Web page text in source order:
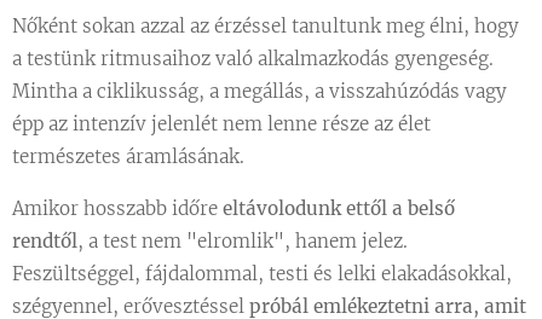
Nőként sokan azzal az érzéssel tanultunk meg élni, hogy
a testünk ritmusaihoz való alkalmazkodás gyengeség.
Mintha a ciklikusság, a megállás, a visszahúzódás vagy
épp az intenzív jelenlét nem lenne része az élet
természetes áramlásának.
Amikor hosszabb időre eltávolodunk ettől a belső
rendtől, a test nem "elromlik", hanem jelez.
Feszültséggel, fájdalommal, testi és lelki elakadásokkal,
szégyennel, erővesztéssel próbál emlékeztetni arra, amit